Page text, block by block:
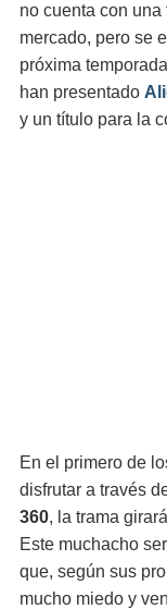
no cuenta con una
mercado, pero se
próxima
han presentado
y un título para la
En el primero de
disfrutar a través
360, la trama
Este muchacho
que, según sus
mucho miedo y